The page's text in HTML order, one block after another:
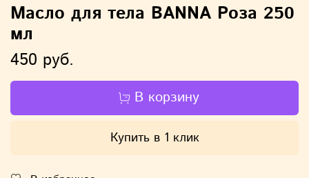
Масло для тела BANNA Роза 250
мл
450 руб.
В корзину
Купить в 1 клик